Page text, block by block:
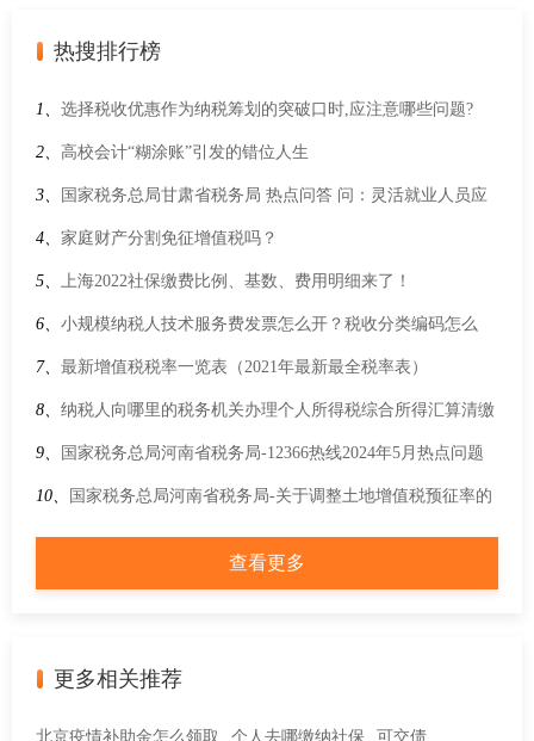
热搜排行榜
1、 选择税收优惠作为纳税筹划的突破口时,应注意哪些问题?
2、 高校会计“糊涂账”引发的错位人生
3、 国家税务总局甘肃省税务局 热点问答 问：灵活就业人员应
如何通过线上或线下渠道完成社保费缴纳的具体流程？
4、 家庭财产分割免征增值税吗？
5、 上海2022社保缴费比例、基数、费用明细来了！
6、 小规模纳税人技术服务费发票怎么开？税收分类编码怎么
选！
7、 最新增值税税率一览表（2021年最新最全税率表）
8、 纳税人向哪里的税务机关办理个人所得税综合所得汇算清缴
申报？
9、 国家税务总局河南省税务局-12366热线2024年5月热点问题
10、 国家税务总局河南省税务局-关于调整土地增值税预征率的
公告
查看更多
更多相关推荐
北京疫情补助金怎么领取 个人去哪缴纳社保 可交债